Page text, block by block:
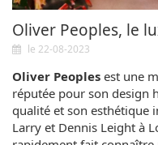
Oliver Peoples, le
le 22-08-2023
Oliver Peoples est une
réputée pour son design
qualité et son esthétique
Larry et Dennis Leight à